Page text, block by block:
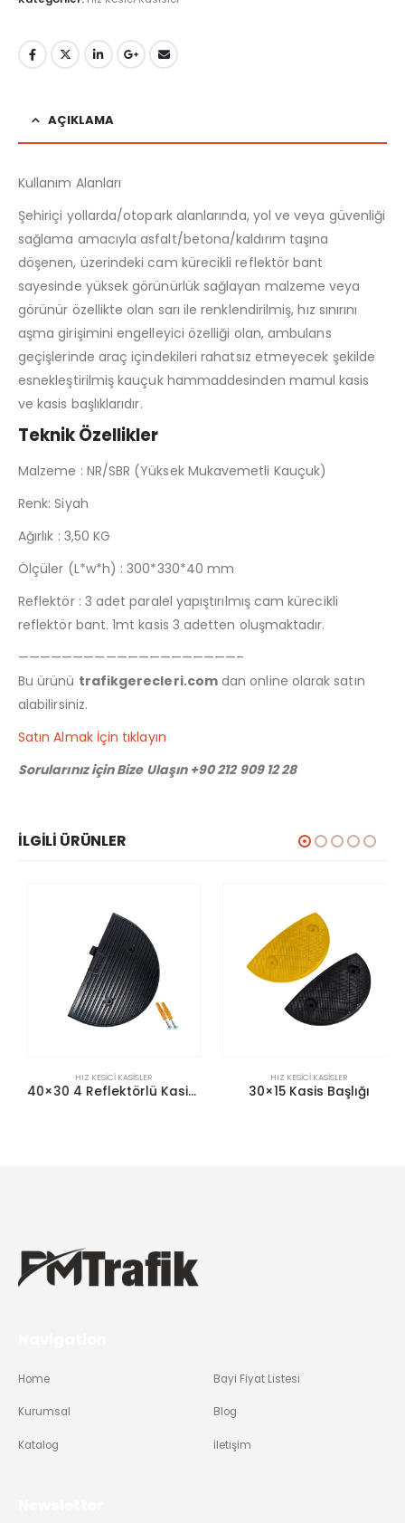
AÇIKLAMA
Kullanım Alanları
Şehiriçi yollarda/otopark alanlarında, yol ve veya güvenliği
sağlama amacıyla asfalt/betona/kaldırım taşına
döşenen, üzerindeki cam kürecikli reflektör bant
sayesinde yüksek görünürlük sağlayan malzeme veya
görünür özellikte olan sarı ile renklendirilmiş, hız sınırını
aşma girişimini engelleyici özelliği olan, ambulans
geçişlerinde araç içindekileri rahatsız etmeyecek şekilde
esnekleştirilmiş kauçuk hammaddesinden mamul kasis
ve kasis başlıklarıdır.
Teknik Özellikler
Malzeme : NR/SBR (Yüksek Mukavemetli Kauçuk)
Renk: Siyah
Ağırlık : 3,50 KG
Ölçüler (L*w*h) : 300*330*40 mm
Reflektör : 3 adet paralel yapıştırılmış cam kürecikli
reflektör bant. 1mt kasis 3 adetten oluşmaktadır.
————————————————————–
Bu ürünü trafikgerecleri.comdan online olarak satın
alabilirsiniz.
Satın Almak İçin tıklayın
Sorularınız için Bize Ulaşın +90 212 909 12 28
İLGILI ÜRÜNLER
HIZ KESICI KASISLER
40×30 4 Reflektörlü Kasis Başlığı
HIZ KESICI KASISLER
30×15 Kasis Başlığı
Home
Kurumsal
Katalog
Bayi Fiyat Listesi
Blog
İletişim